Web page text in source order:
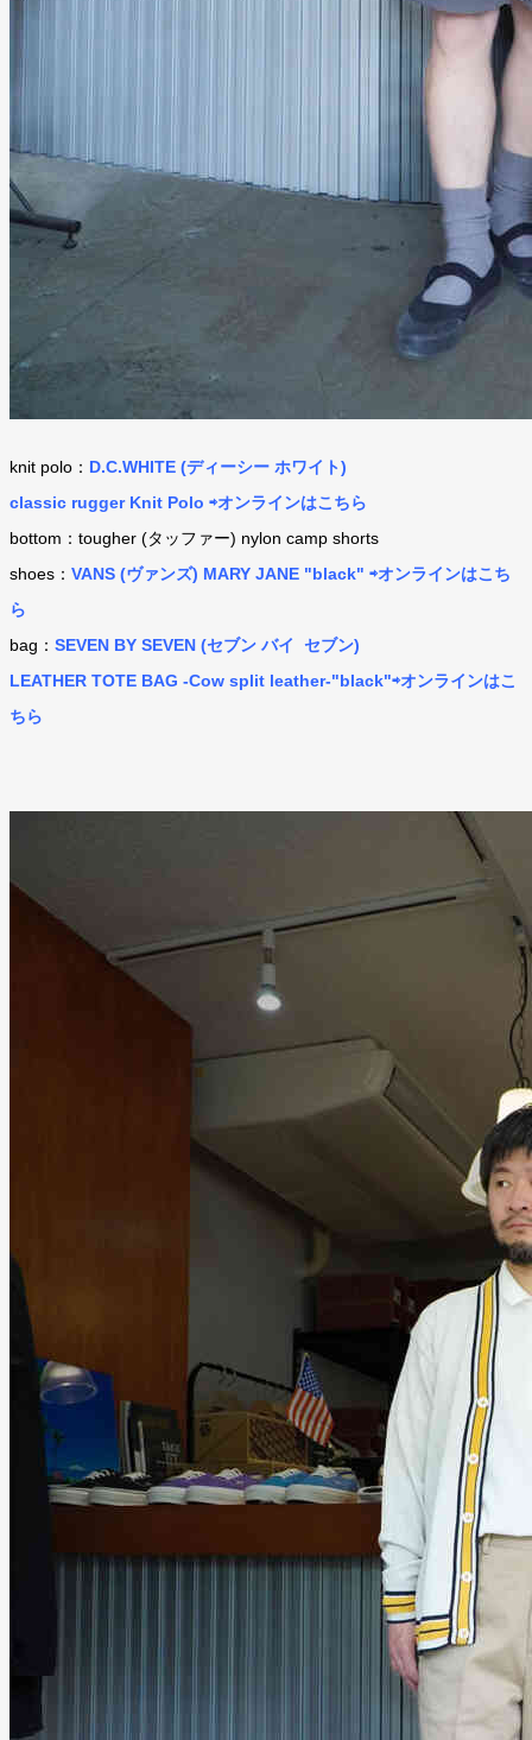
knit polo： D.C.WHITE (ディーシー ホワイト)
classic rugger Knit Polo ⇨オンラインはこちら
bottom： tougher (タッファー) nylon camp shorts
shoes： VANS (ヴァンズ) MARY JANE "black" ⇨オンラインはこち
ら
bag： SEVEN BY SEVEN (セブン バイ セブン)
LEATHER TOTE BAG -Cow split leather-"black"⇨オンラインはこ
ちら